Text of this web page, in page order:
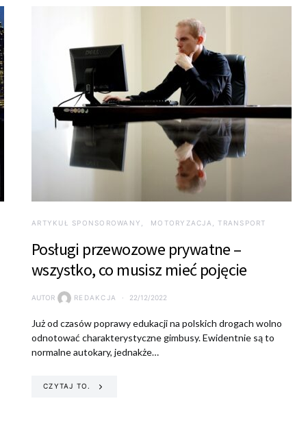
ARTYKUŁ SPONSOROWANY MOTORYZACJA, TRANSPORT
Posługi przewozowe prywatne –
wszystko, co musisz mieć pojęcie
AUTOR REDAKCJA 22/12/2022
Już od czasów poprawy edukacji na polskich drogach wolno
odnotować charakterystyczne gimbusy. Ewidentnie są to
normalne autokary, jednakże…
CZYTAJ TO.